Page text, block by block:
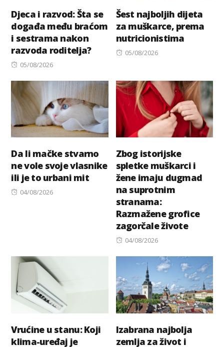
Djeca i razvod: Šta se
događa među braćom
i sestrama nakon
razvoda roditelja?
Posted
05/08/2026
Šest najboljih dijeta
za muškarce, prema
nutricionistima
Posted
05/08/2026
Da li mačke stvarno
ne vole svoje vlasnike
ili je to urbani mit
Posted
04/08/2026
Zbog istorijske
spletke muškarci i
žene imaju dugmad
na suprotnim
stranama:
Razmažene grofice
zagorčale živote
Posted
04/08/2026
Vrućine u stanu: Koji
klima-uređaj je
Izabrana najbolja
zemlja za život i